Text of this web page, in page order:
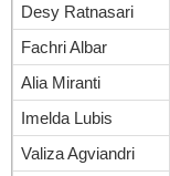
Desy Ratnasari
Fachri Albar
Alia Miranti
Imelda Lubis
Valiza Agviandri